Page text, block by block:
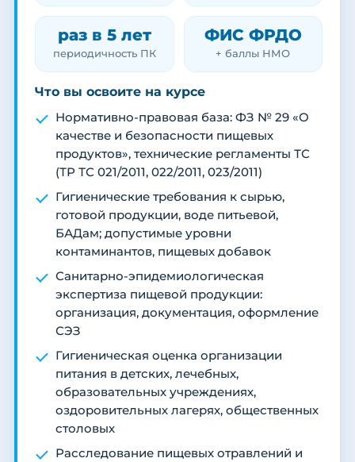
раз в 5 лет
периодичность ПК
ФИС ФРДО
+ баллы НМО
Что вы освоите на курсе
Нормативно-правовая база: ФЗ № 29 «О
качестве и безопасности пищевых
продуктов», технические регламенты ТС
(ТР ТС 021/2011, 022/2011, 023/2011)
Гигиенические требования к сырью,
готовой продукции, воде питьевой,
БАДам; допустимые уровни
контаминантов, пищевых добавок
Санитарно-эпидемиологическая
экспертиза пищевой продукции:
организация, документация, оформление
СЭЗ
Гигиеническая оценка организации
питания в детских, лечебных,
образовательных учреждениях,
оздоровительных лагерях, общественных
столовых
Расследование пищевых отравлений и